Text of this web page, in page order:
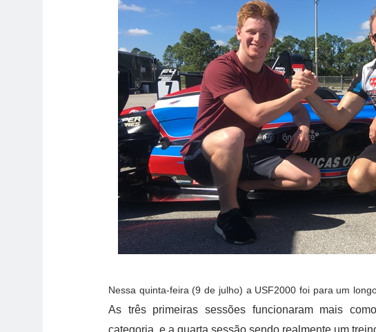
Nessa quinta-feira (9 de julho) a USF2000 foi para um
As três primeiras sessões funcionaram mais
categoria, e a quarta sessão sendo realmente um